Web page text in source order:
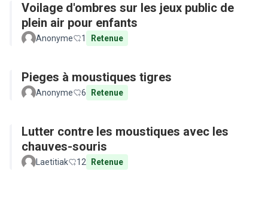
Voilage d'ombres sur les jeux public de
plein air pour enfants
Anonyme 1 Retenue
Pieges à moustiques tigres
Anonyme 6 Retenue
Lutter contre les moustiques avec les
chauves-souris
Laetitiak 12 Retenue